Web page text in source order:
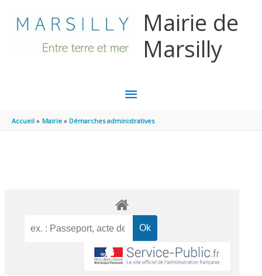
Mairie de
Marsilly
MENU
PRINCIPAL
Accueil Mairie Démarches administratives